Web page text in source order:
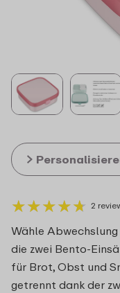
★★★★★
★★★★★ 2
Wähle
die zwei Bento-
für Brot, Obst und
getrennt dank der